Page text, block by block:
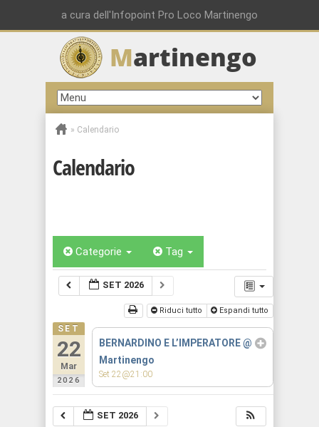
a cura dell'Infopoint Pro Loco Martinengo
Martinengo
» Calendario
Calendario
Categorie Tag
SET 2026
Riduci tutto Espandi tutto
SET
22
Mar
2026
BERNARDINO E L’IMPERATORE@
Martinengo
Set 22@21:00
SET 2026